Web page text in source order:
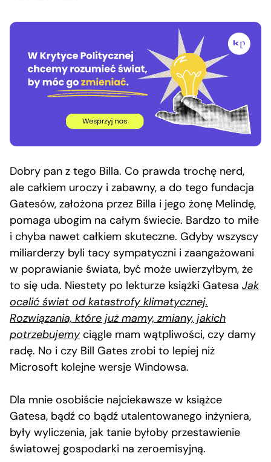
Dobry pan z tego Billa. Co prawda trochę nerd,
ale całkiem uroczy i zabawny, a do tego fundacja
Gatesów, założona przez Billa i jego żonę Melindę,
pomaga ubogim na całym świecie. Bardzo to miłe
i chyba nawet całkiem skuteczne. Gdyby wszyscy
miliarderzy byli tacy sympatyczni i zaangażowani
w poprawianie świata, być może uwierzyłbym, że
to się uda. Niestety po lekturze książki Gatesa Jak
ocalić świat od katastrofy klimatycznej.
Rozwiązania, które już mamy, zmiany, jakich
potrzebujemyciągle mam wątpliwości, czy damy
radę. No i czy Bill Gates zrobi to lepiej niż
Microsoft kolejne wersje Windowsa.
Dla mnie osobiście najciekawsze w książce
Gatesa, bądź co bądź utalentowanego inżyniera,
były wyliczenia, jak tanie byłoby przestawienie
światowej gospodarki na zeroemisyjną.